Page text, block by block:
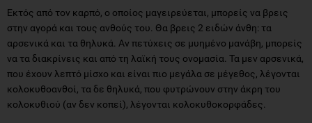
Εκτός από τον καρπό, ο οποίος μαγειρεύεται, μπορείς να βρεις
στην αγορά και τους ανθούς του. Θα βρεις 2 ειδών άνθη: τα
αρσενικά και τα θηλυκά. Αν πετύχεις σε μυημένο μανάβη, μπορείς
να τα διακρίνεις και από τη λαϊκή τους ονομασία. Τα μεν αρσενικά,
που έχουν λεπτό μίσχο και είναι πιο μεγάλα σε μέγεθος, λέγονται
κολοκυθοανθοί, τα δε θηλυκά, που φυτρώνουν στην άκρη του
κολοκυθιού (αν δεν κοπεί), λέγονται κολοκυθοκορφάδες.